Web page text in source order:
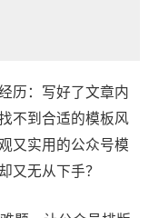
历：写好了文章内
不到合适的模板风
又实用的公众号模
又无从下手？